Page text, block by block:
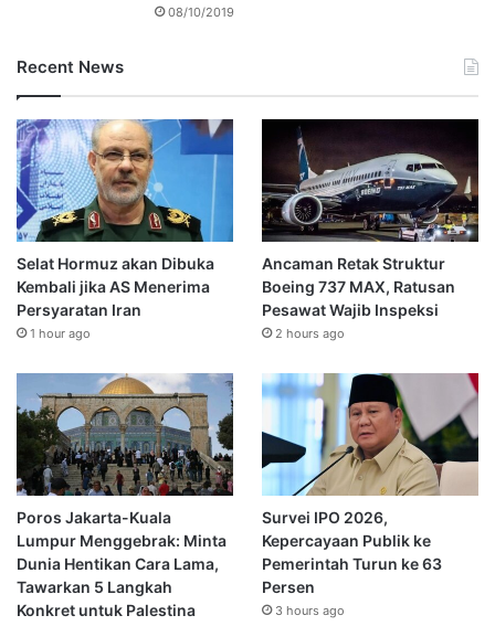
08/10/2019
Recent News
Selat Hormuz akan Dibuka
Kembali jika AS Menerima
Persyaratan Iran
1 hour ago
Ancaman Retak Struktur
Boeing 737 MAX, Ratusan
Pesawat Wajib Inspeksi
2 hours ago
Poros Jakarta-Kuala
Lumpur Menggebrak: Minta
Dunia Hentikan Cara Lama,
Tawarkan 5 Langkah
Konkret untuk Palestina
Survei IPO 2026,
Kepercayaan Publik ke
Pemerintah Turun ke 63
Persen
3 hours ago